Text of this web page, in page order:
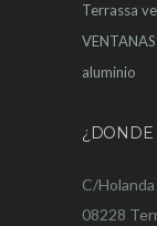
Terrassa
aluminio
¿DONDE
C/
08228